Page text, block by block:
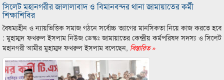
সিলেট মহানগরীর জালালাবাদ ও বিমানবন্দর থানা জামায়াতের কর্মী
শিক্ষাশিবির
বৈষম্যহীন ও ন্যায়ভিত্তিক সমাজ গঠনে সর্বোচ্চ ত্যাগের মানসিকতা নিয়ে কাজ করতে হবে
: মুহাম্মদ ফখরুল ইসলাম নিউজ ডেস্কঃ জামায়াতের কেন্দ্রীয় কর্মপরিষদ সদস্য ও সিলেট
মহানগরী আমীর মুহাম্মদ ফখরুল ইসলাম বলেছেন, বিস্তারিত »